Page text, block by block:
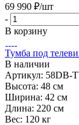
69 990 ₽/шт
-
В корзину
Тумба под
В наличии
Артикул: 58DB-
Высота: 48 см
Ширина: 42 см
Длина: 220 см
Вес: 120 кг